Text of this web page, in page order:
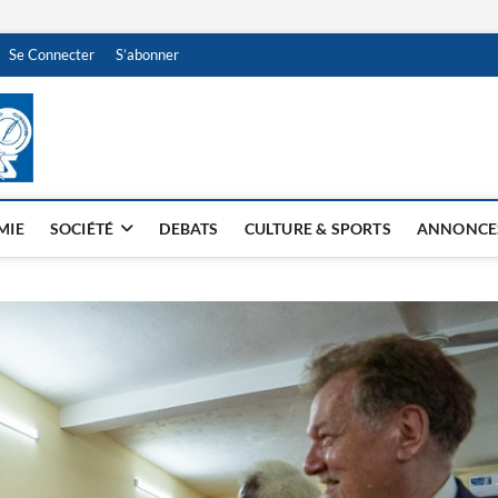
Se Connecter S’abonner
NDJAMENA HEBDO
SOCIÉTÉ DEBATS CULTURE & SPORTS